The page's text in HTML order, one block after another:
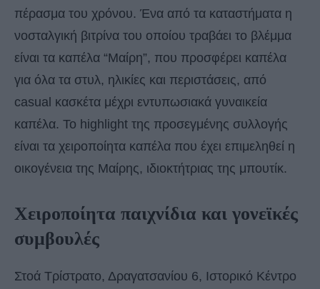
πέρασμα του χρόνου. Ένα από τα καταστήματα η
νοσταλγική βιτρίνα του οποίου τραβάει το βλέμμα
είναι τα καπέλα “Μαίρη”, που προσφέρει καπέλα
για όλα τα στυλ, ηλικίες και περιστάσεις, από
casual κασκέτα μέχρι εντυπωσιακά γυναικεία
καπέλα. Το highlight της προσεγμένης συλλογής
είναι τα χειροποίητα καπέλα που έχει επιμεληθεί η
οικογένεια της Μαίρης, ιδιοκτήτριας της μπουτίκ.
Χειροποίητα παιχνίδια και γονεϊκές
συμβουλές
Στοά Τρίστρατο, Δραγατσανίου 6, Ιστορικό Κέντρο